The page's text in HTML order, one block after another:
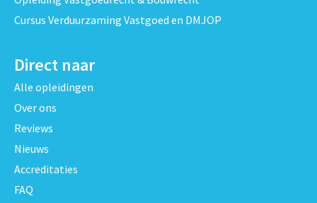
Cursus Verduurzaming Vastgoed en DMJOP
Direct naar
Alle opleidingen
Over ons
Reviews
Nieuws
Accreditaties
FAQ